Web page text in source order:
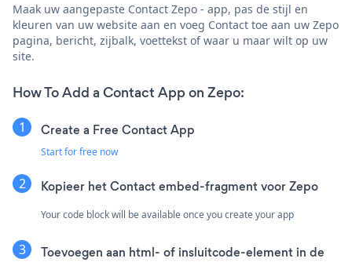
Maak uw aangepaste Contact Zepo - app, pas de stijl en
kleuren van uw website aan en voeg Contact toe aan uw Zepo
pagina, bericht, zijbalk, voettekst of waar u maar wilt op uw
site.
How To Add a Contact App on Zepo:
Create a Free Contact App
Start for free now
Kopieer het Contact embed-fragment voor Zepo
Your code block will be available once you create your app
Toevoegen aan html- of insluitcode-element in de